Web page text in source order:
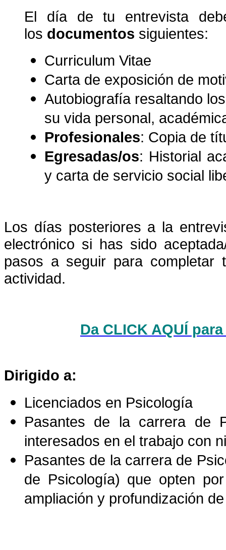
El día de tu entrevista
los documentos siguientes:
Curriculum Vitae
Carta de exposición de
Autobiografía resaltando
su vida personal,
Profesionales: Copia de
Egresadas/os: Historial
y carta de servicio social
Los días posteriores a la
electrónico si has sido
pasos a seguir para completar
actividad.
Da CLICK AQUÍ
Dirigido a:
Licenciados en Psicología
Pasantes de la carrera de
interesados en el trabajo con
Pasantes de la carrera de
de Psicología) que opten
ampliación y profundización